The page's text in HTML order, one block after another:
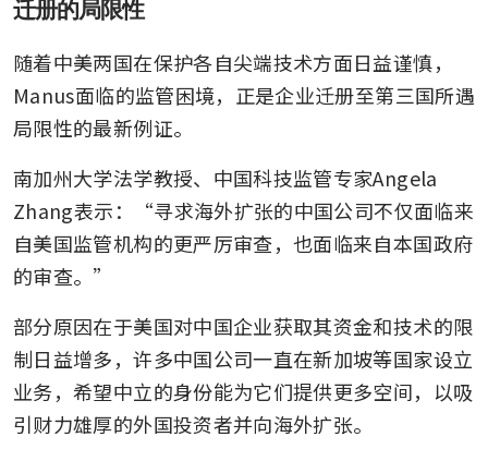
迁册的局限性
随着中美两国在保护各自尖端技术方面日益谨慎，
Manus面临的监管困境，正是企业迁册至第三国所遇
局限性的最新例证。
南加州大学法学教授、中国科技监管专家Angela
Zhang表示：“寻求海外扩张的中国公司不仅面临来
自美国监管机构的更严厉审查，也面临来自本国政府
的审查。”
部分原因在于美国对中国企业获取其资金和技术的限
制日益增多，许多中国公司一直在新加坡等国家设立
业务，希望中立的身份能为它们提供更多空间，以吸
引财力雄厚的外国投资者并向海外扩张。